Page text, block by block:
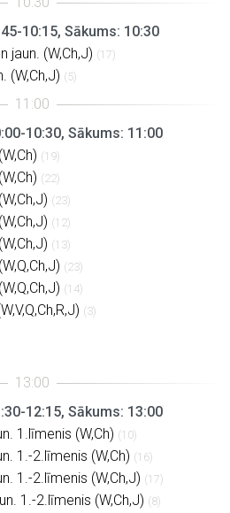
10:15, Sākums: 10:30
jaun. (W,Ch,J) (17)
(W,Ch,J) (5)
10:30, Sākums: 11:00
(19)
(22)
(23)
(12)
(13)
(23)
(14)
(3)
12:15, Sākums: 13:00
1.līmenis (W,Ch) (10)
1.-2.līmenis (W,Ch) (16)
1.-2.līmenis (W,Ch,J) (17)
1.-2.līmenis (W,Ch,J) (8)